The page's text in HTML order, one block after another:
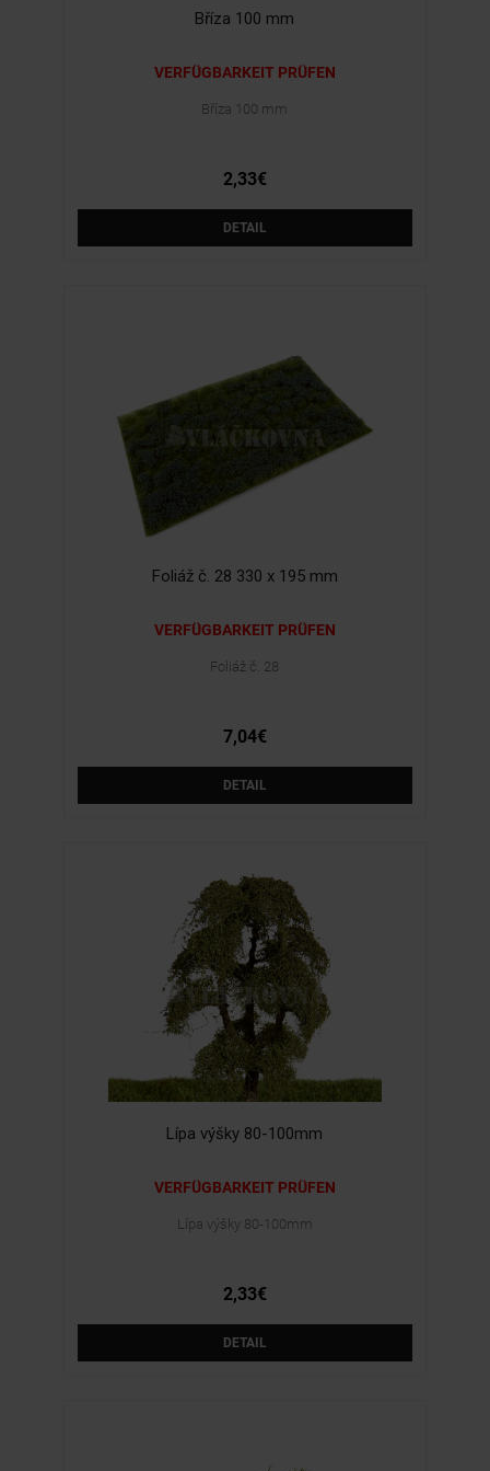
Bříza 100 mm
VERFÜGBARKEIT PRÜFEN
Bříza 100 mm
2,33€
DETAIL
Foliáž č. 28 330 x 195 mm
VERFÜGBARKEIT PRÜFEN
Foliáž č. 28
7,04€
DETAIL
Lípa výšky 80-100mm
VERFÜGBARKEIT PRÜFEN
Lípa výšky 80-100mm
2,33€
DETAIL